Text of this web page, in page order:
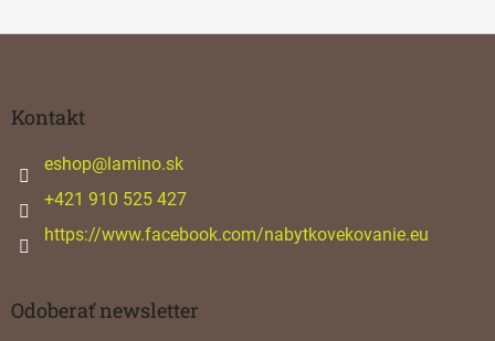
Kontakt
eshop@ lamino.sk
+421 910 525 427
https://www.facebook.com/nabytkovekovanie.eu
Odoberať newsletter